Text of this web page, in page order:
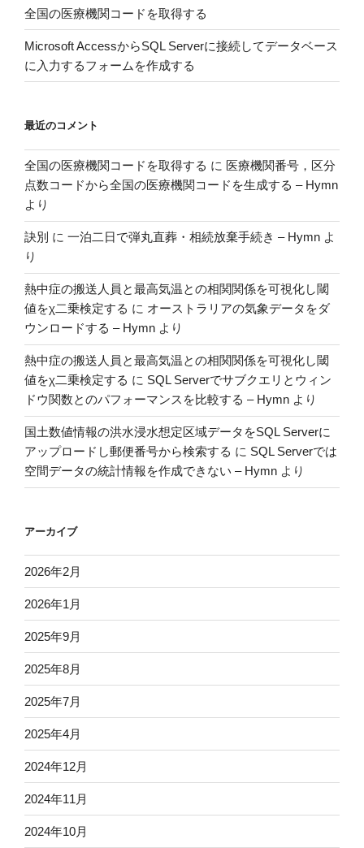
全国の医療機関コードを取得する
Microsoft AccessからSQL Serverに接続してデータベース
に入力するフォームを作成する
最近のコメント
全国の医療機関コードを取得する に 医療機関番号，区分
点数コードから全国の医療機関コードを生成する – Hymn
より
訣別 に 一泊二日で弾丸直葬・相続放棄手続き – Hymn よ
り
熱中症の搬送人員と最高気温との相関関係を可視化し閾
値をχ二乗検定する に オーストラリアの気象データをダ
ウンロードする – Hymn より
熱中症の搬送人員と最高気温との相関関係を可視化し閾
値をχ二乗検定する に SQL Serverでサブクエリとウィン
ドウ関数とのパフォーマンスを比較する – Hymn より
国土数値情報の洪水浸水想定区域データをSQL Serverに
アップロードし郵便番号から検索する に SQL Serverでは
空間データの統計情報を作成できない – Hymn より
アーカイブ
2026年2月
2026年1月
2025年9月
2025年8月
2025年7月
2025年4月
2024年12月
2024年11月
2024年10月